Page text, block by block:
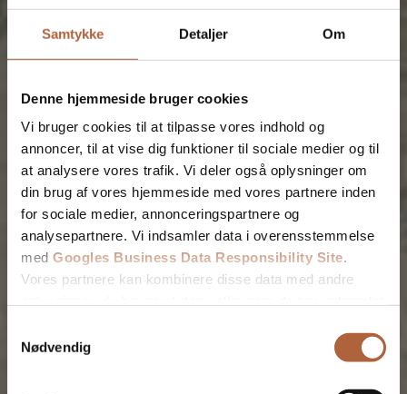
Samtykke Detaljer Om
Denne hjemmeside bruger cookies
Vi bruger cookies til at tilpasse vores indhold og
annoncer, til at vise dig funktioner til sociale medier og til
at analysere vores trafik. Vi deler også oplysninger om
din brug af vores hjemmeside med vores partnere inden
for sociale medier, annonceringspartnere og
analysepartnere. Vi indsamler data i overensstemmelse
med Googles Business Data Responsibility Site.
Vores partnere kan kombinere disse data med andre
Nødvendig